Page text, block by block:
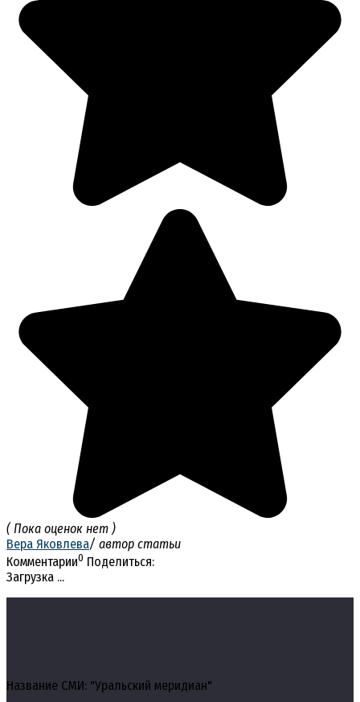
( Пока оценок нет )
Вера Яковлева/ автор статьи
Комментарии0 Поделиться:
Загрузка ...
Название СМИ: "Уральский меридиан"